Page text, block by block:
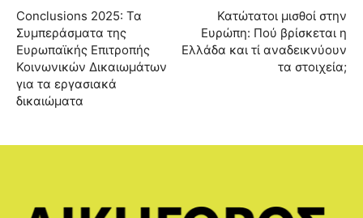
Conclusions 2025: Τα
Συμπεράσματα της
Ευρωπαϊκής Επιτροπής
Κοινωνικών Δικαιωμάτων
για τα εργασιακά
δικαιώματα
Κατώτατοι μισθοί στην
Ευρώπη: Πού βρίσκεται η
Ελλάδα και τί αναδεικνύουν
τα στοιχεία;